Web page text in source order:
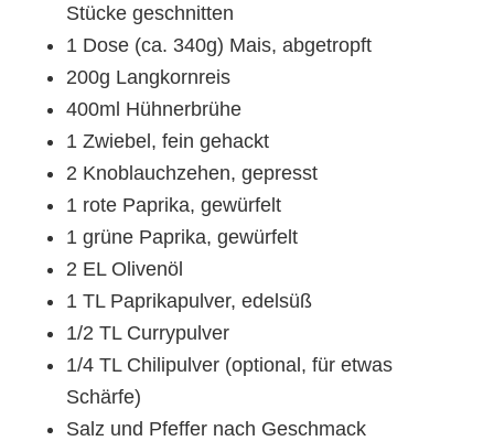
Stücke geschnitten
1 Dose (ca. 340g) Mais, abgetropft
200g Langkornreis
400ml Hühnerbrühe
1 Zwiebel, fein gehackt
2 Knoblauchzehen, gepresst
1 rote Paprika, gewürfelt
1 grüne Paprika, gewürfelt
2 EL Olivenöl
1 TL Paprikapulver, edelsüß
1/2 TL Currypulver
1/4 TL Chilipulver (optional, für etwas
Schärfe)
Salz und Pfeffer nach Geschmack